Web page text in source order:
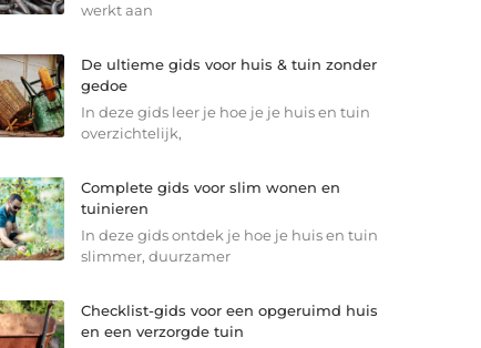
werkt aan
De ultieme gids voor huis & tuin zonder
gedoe
In deze gids leer je hoe je je huis en tuin
overzichtelijk,
Complete gids voor slim wonen en
tuinieren
In deze gids ontdek je hoe je huis en tuin
slimmer, duurzamer
Checklist-gids voor een opgeruimd huis
en een verzorgde tuin